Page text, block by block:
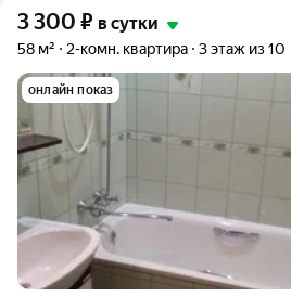
3 300 ₽ в сутки
58 м² 2-комн. квартира 3 этаж из 10
онлайн показ